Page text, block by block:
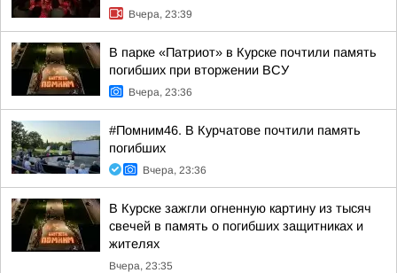
Вчера, 23:39
В парке «Патриот» в Курске почтили память
погибших при вторжении ВСУ
Вчера, 23:36
#Помним46. В Курчатове почтили память
погибших
Вчера, 23:36
В Курске зажгли огненную картину из тысяч
свечей в память о погибших защитниках и
жителях
Вчера, 23:35